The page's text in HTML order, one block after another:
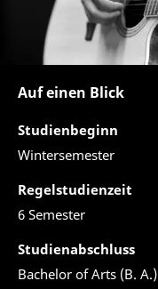
Auf einen Blick
Studienbeginn
Wintersemester
Regelstudienzeit
6 Semester
Studienabschluss
Bachelor of Arts (B. A.)